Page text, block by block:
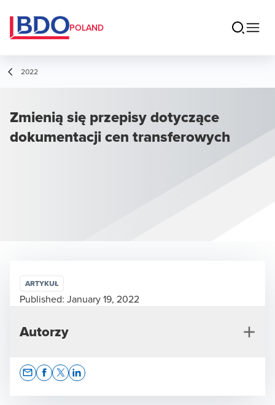
POLAND
2022
Zmienią się przepisy dotyczące
dokumentacji cen transferowych
ARTYKUŁ
Published: January 19, 2022
Autorzy